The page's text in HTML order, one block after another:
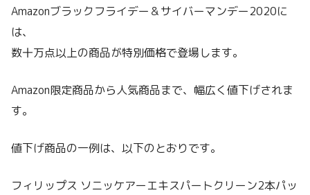
Amazonブラックフライデー＆サイバーマンデー2020に
は、
数十万点以上の商品が特別価格で登場します。
Amazon限定商品から人気商品まで、幅広く値下げされま
す。
値下げ商品の一例は、以下のとおりです。
フィリップス ソニッケアーエキスパートクリーン2本パッ